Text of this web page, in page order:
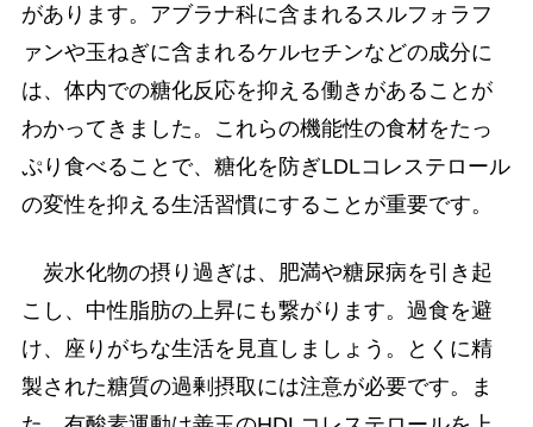
があります。アブラナ科に含まれるスルフォラフ
ァンや玉ねぎに含まれるケルセチンなどの成分に
は、体内での糖化反応を抑える働きがあることが
わかってきました。これらの機能性の食材をたっ
ぷり食べることで、糖化を防ぎLDLコレステロール
の変性を抑える生活習慣にすることが重要です。
炭水化物の摂り過ぎは、肥満や糖尿病を引き起
こし、中性脂肪の上昇にも繋がります。過食を避
け、座りがちな生活を見直しましょう。とくに精
製された糖質の過剰摂取には注意が必要です。ま